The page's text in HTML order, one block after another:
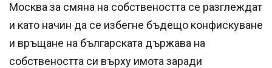
Москва за смяна на собствеността се разглеждат
и като начин да се избегне бъдещо конфискуване
и връщане на българската държава на
собствеността си върху имота заради